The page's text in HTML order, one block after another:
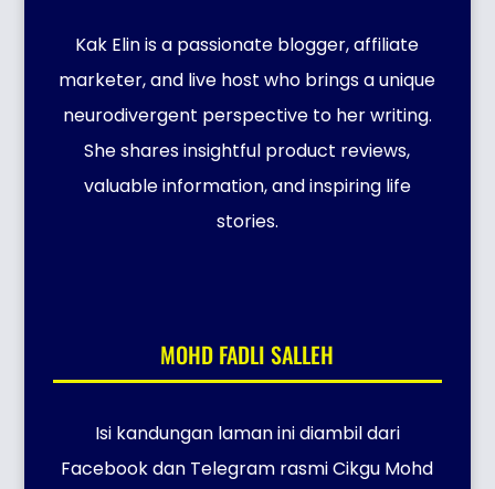
Kak Elin is a passionate blogger, affiliate
marketer, and live host who brings a unique
neurodivergent perspective to her writing.
She shares insightful product reviews,
valuable information, and inspiring life
stories.
MOHD FADLI SALLEH
Isi kandungan laman ini diambil dari
Facebook dan Telegram rasmi Cikgu Mohd